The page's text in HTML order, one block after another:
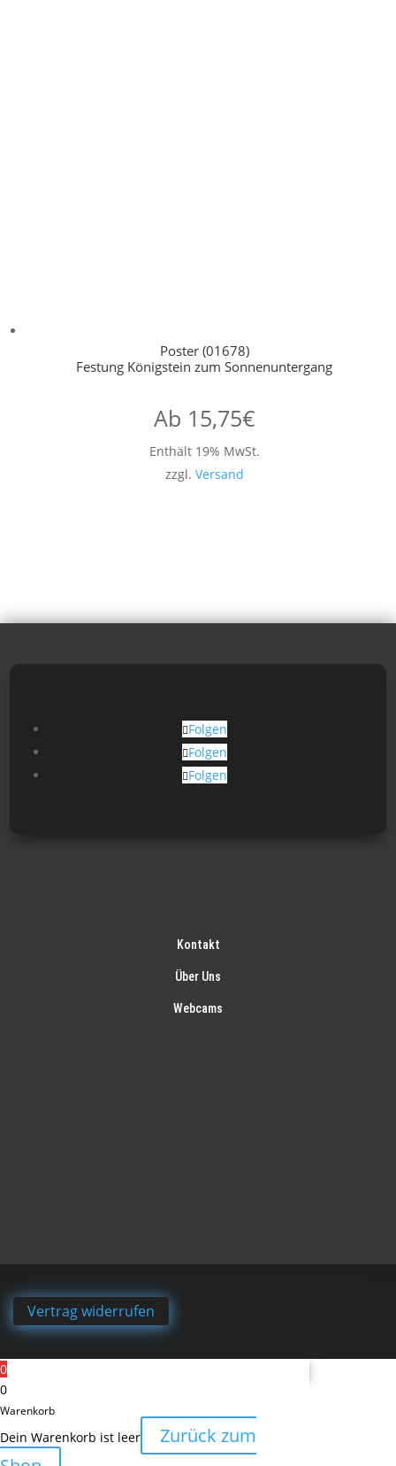
Poster (01678)
Festung Königstein zum Sonnenuntergang
Ab 15,75€
Enthält 19% MwSt.
zzgl. Versand
Folgen
Folgen
Folgen
Kontakt
Über Uns
Webcams
Vertrag widerrufen
0
0
Warenkorb
Dein Warenkorb ist leer
Zurück zum